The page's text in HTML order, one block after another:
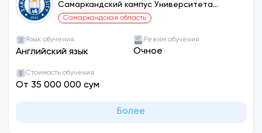
ТЕМПЛА, ФИЛАДЕЛЬФИЯ, США
Самаркандский кампус Университета
ЗАРМЕД
Самаркандская область
Язык обучения
Английский язык
Режим обучения
Очное
Стоимость обучения
От 35 000 000 сум
Более